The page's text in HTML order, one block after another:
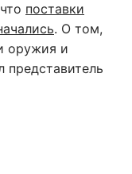
поставки
. О том,
оружия и
представитель